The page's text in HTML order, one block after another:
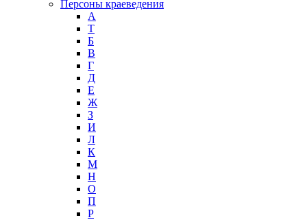
Персоны краеведения
А
T
Б
В
Г
Д
Е
Ж
З
И
Л
К
М
Н
О
П
Р